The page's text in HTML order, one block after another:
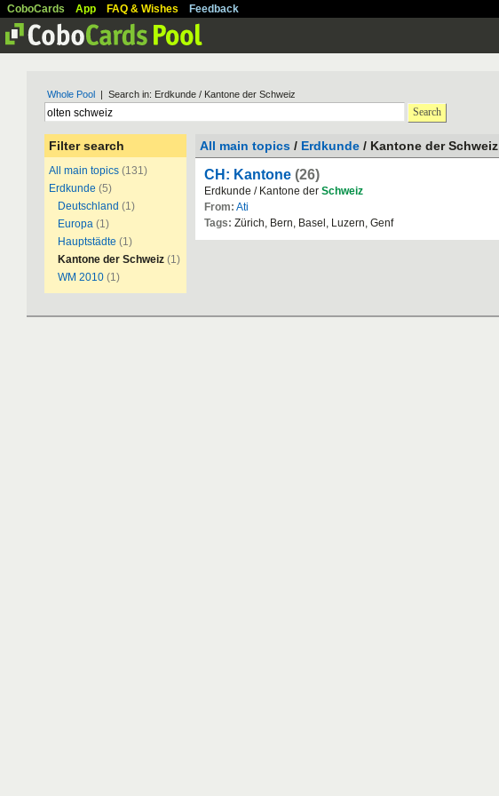
CoboCards App FAQ & Wishes Feedback
Whole Pool | Search in: Erdkunde / Kantone der Schweiz
Search
Filter search
All main topics (131)
Erdkunde (5)
Deutschland (1)
Europa (1)
Hauptstädte (1)
Kantone der Schweiz (1)
WM 2010 (1)
All main topics / Erdkunde / Kantone der Schweiz
CH: Kantone (26)
Erdkunde / Kantone der Schweiz
From: Ati
Tags: Zürich, Bern, Basel, Luzern, Genf